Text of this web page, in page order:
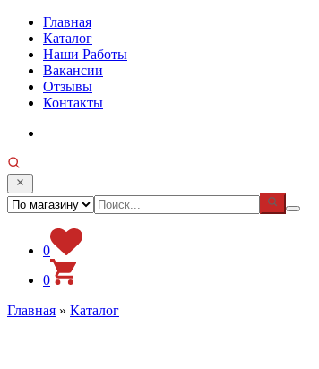
Главная
Каталог
Наши Работы
Вакансии
Отзывы
Контакты
0
0
Главная » Каталог